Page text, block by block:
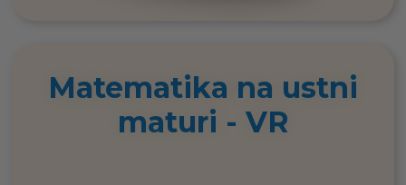
Matematika na ustni
maturi - VR